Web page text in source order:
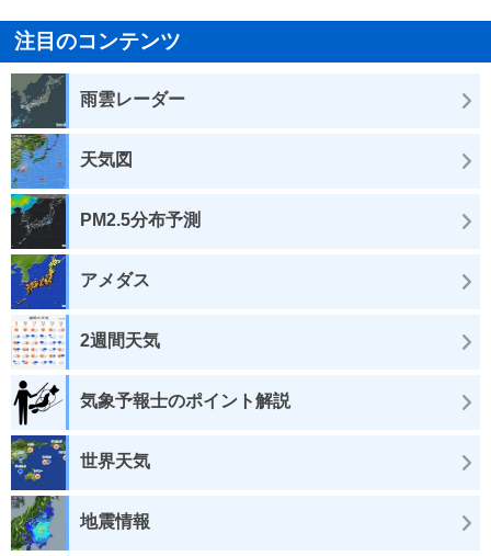
注目のコンテンツ
雨雲レーダー
天気図
PM2.5分布予測
アメダス
2週間天気
気象予報士のポイント解説
世界天気
地震情報